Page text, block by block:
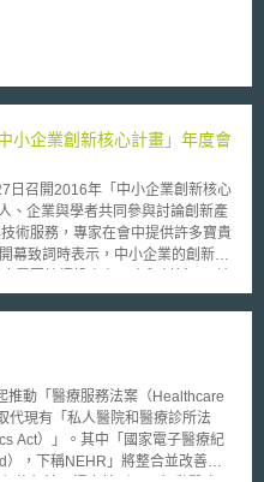
小企業創新核心計畫」年度會
召開2016年「中小企業創新核心
、企業與學者共同參與討論創新產
術服務，專家在會中提供許多寶貴
幕致詞時表示，中小企業的創新力
2016年提供543百萬歐元補助，日
,以下簡稱ZIM）是一項覆蓋
計畫，補助對象除中小企業外，還
助的中小企業為員工人數不超過
資產負債表總額低於4300萬歐元
畫，德國聯邦經濟與能源部於
動「醫療服務法案（Healthcare
代現有「私人醫院和醫療診所法
Act）」。其中「國家電子醫療紀
，下稱NEHR」將整合並改善國